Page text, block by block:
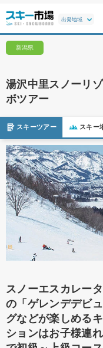
新潟県
湯沢中里スノーリ
ボツアー
スキーツアー スキー
スノーエスカレー
の「ゲレンデデビ
グなどが楽しめる
ションはお子様連